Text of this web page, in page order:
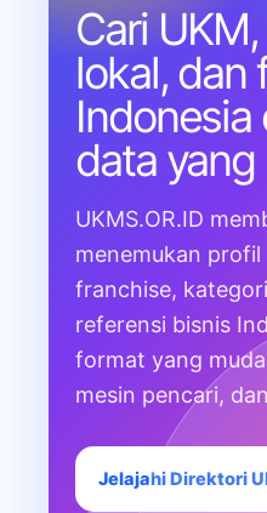
Cari
lokal, dan
Indonesia
data yang
UKMS.OR.ID
menemukan
franchise,
referensi bisnis
format yang
mesin pencari,
Jelajahi Direktori